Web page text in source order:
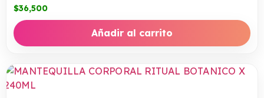
$36,500
Añadir al carrito